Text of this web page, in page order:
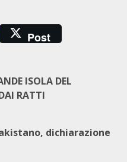
Post
ISOLA DEL
RATTI
dichiarazione